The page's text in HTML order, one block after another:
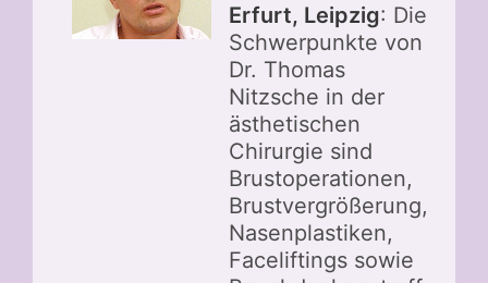
Erfurt, Leipzig: Die
Schwerpunkte von
Dr. Thomas
Nitzsche in der
ästhetischen
Chirurgie sind
Brustoperationen,
Brustvergrößerung,
Nasenplastiken,
Faceliftings sowie